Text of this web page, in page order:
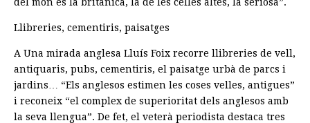
Llibreries, cementiris, paisatges
A Una mirada anglesa Lluís Foix recorre llibreries de vell,
antiquaris, pubs, cementiris, el paisatge urbà de parcs i
jardins… “Els anglesos estimen les coses velles, antigues”
i reconeix “el complex de superioritat dels anglesos amb
la seva llengua”. De fet, el veterà periodista destaca tres